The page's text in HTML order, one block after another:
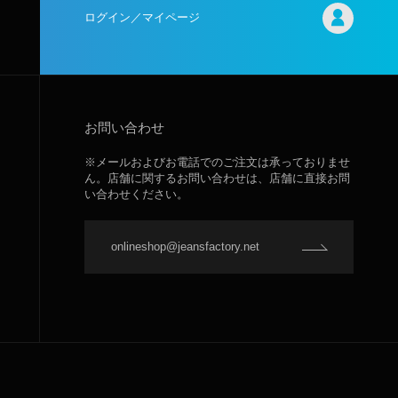
ログイン／マイページ
お問い合わせ
※メールおよびお電話でのご注文は承っておりませ
ん。店舗に関するお問い合わせは、店舗に直接お問
い合わせください。
onlineshop@jeansfactory.net